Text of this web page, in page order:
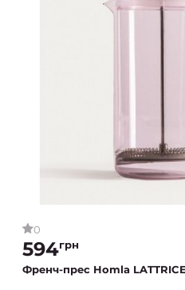
0
594грн
Френч-прес Homla